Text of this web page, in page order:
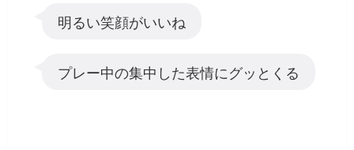
明るい笑顔がいいね
プレー中の集中した表情にグッとくる